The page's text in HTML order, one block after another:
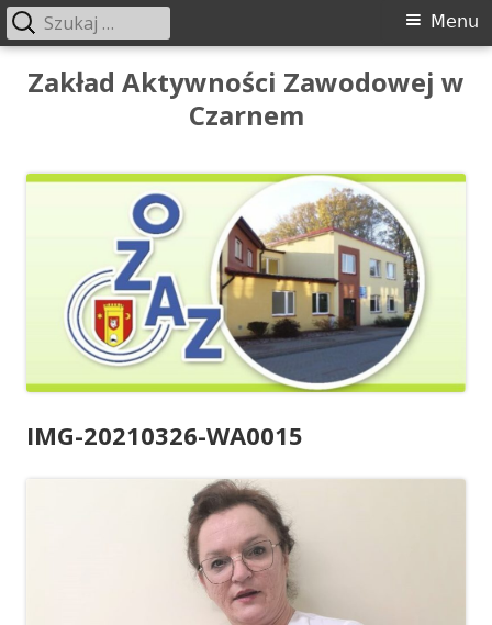
Przeskocz
Zakład Aktywności Zawodowej w
Czarnem
Menu
główne
Menu
Szukaj:
IMG-20210326-WA0015